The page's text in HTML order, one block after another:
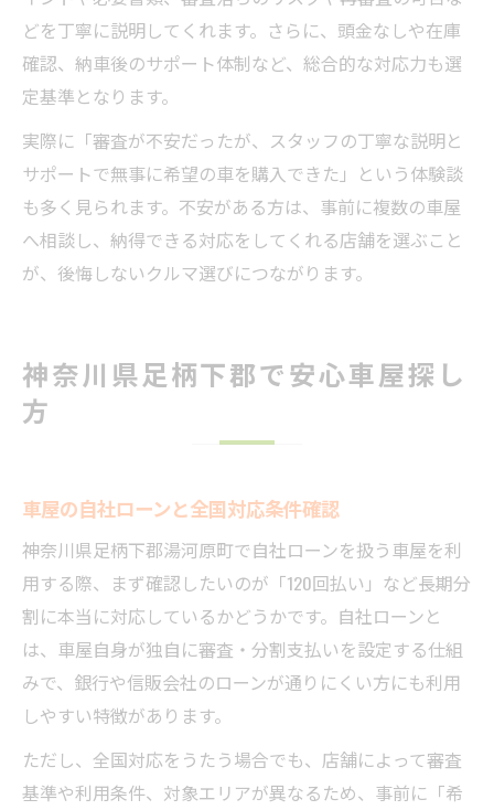
どを丁寧に説明してくれます。さらに、頭金なしや在庫
確認、納車後のサポート体制など、総合的な対応力も選
定基準となります。
実際に「審査が不安だったが、スタッフの丁寧な説明と
サポートで無事に希望の車を購入できた」という体験談
も多く見られます。不安がある方は、事前に複数の車屋
へ相談し、納得できる対応をしてくれる店舗を選ぶこと
が、後悔しないクルマ選びにつながります。
神奈川県足柄下郡で安心車屋探し
方
車屋の自社ローンと全国対応条件確認
神奈川県足柄下郡湯河原町で自社ローンを扱う車屋を利
用する際、まず確認したいのが「120回払い」など長期分
割に本当に対応しているかどうかです。自社ローンと
は、車屋自身が独自に審査・分割支払いを設定する仕組
みで、銀行や信販会社のローンが通りにくい方にも利用
しやすい特徴があります。
ただし、全国対応をうたう場合でも、店舗によって審査
基準や利用条件、対象エリアが異なるため、事前に「希